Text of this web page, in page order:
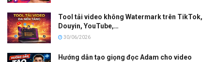
Tool tải video không Watermark trên TikTok,
Douyin, YouTube,…
30/06/2026
Hướng dẫn tạo giọng đọc Adam cho video